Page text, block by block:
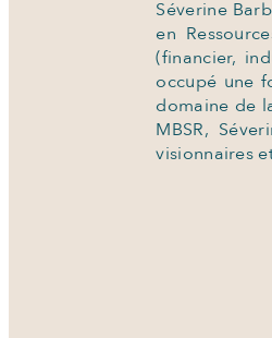
Séverine
en
(financier,
occupé une
domaine de
MBSR,
visionnaires